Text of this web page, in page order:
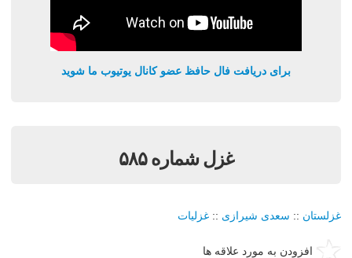
برای دریافت فال حافظ عضو کانال یوتیوب ما شوید
غزل شماره ۵۸۵
غزلستان :: سعدی شیرازی :: غزلیات
افزودن به مورد علاقه ها